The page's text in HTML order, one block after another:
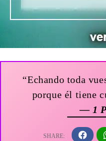
“Echando toda
porque él tiene
— 1